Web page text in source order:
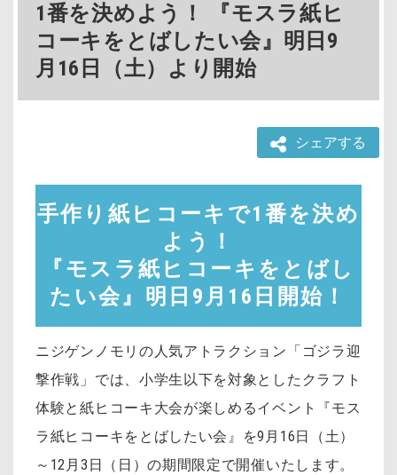
1番を決めよう！ 『モスラ紙ヒ
コーキをとばしたい会』明日9
月16日（土）より開始
シェアする
手作り紙ヒコーキで1番を決め
よう！
『モスラ紙ヒコーキをとばし
たい会』明日9月16日開始！
ニジゲンノモリの人気アトラクション「ゴジラ迎
撃作戦」では、小学生以下を対象としたクラフト
体験と紙ヒコーキ大会が楽しめるイベント『モス
ラ紙ヒコーキをとばしたい会』を9月16日（土）
～12月3日（日）の期間限定で開催いたします。